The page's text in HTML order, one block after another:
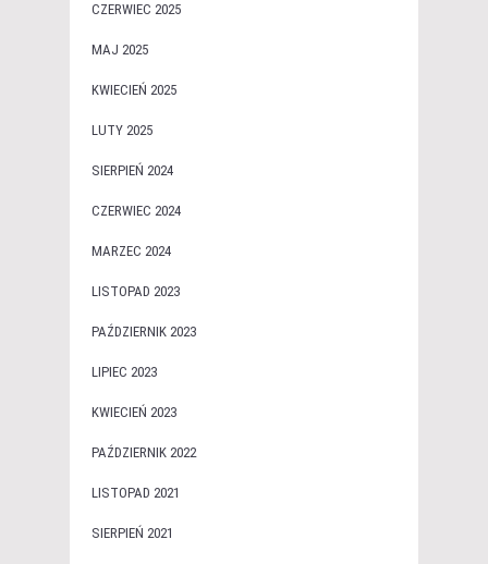
CZERWIEC 2025
MAJ 2025
KWIECIEŃ 2025
LUTY 2025
SIERPIEŃ 2024
CZERWIEC 2024
MARZEC 2024
LISTOPAD 2023
PAŹDZIERNIK 2023
LIPIEC 2023
KWIECIEŃ 2023
PAŹDZIERNIK 2022
LISTOPAD 2021
SIERPIEŃ 2021